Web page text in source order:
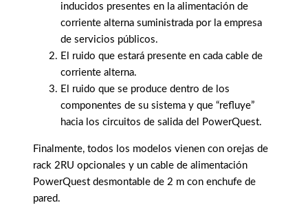
inducidos presentes en la alimentación de
corriente alterna suministrada por la empresa
de servicios públicos.
El ruido que estará presente en cada cable de
corriente alterna.
El ruido que se produce dentro de los
componentes de su sistema y que “refluye”
hacia los circuitos de salida del PowerQuest.
Finalmente, todos los modelos vienen con orejas de
rack 2RU opcionales y un cable de alimentación
PowerQuest desmontable de 2 m con enchufe de
pared.